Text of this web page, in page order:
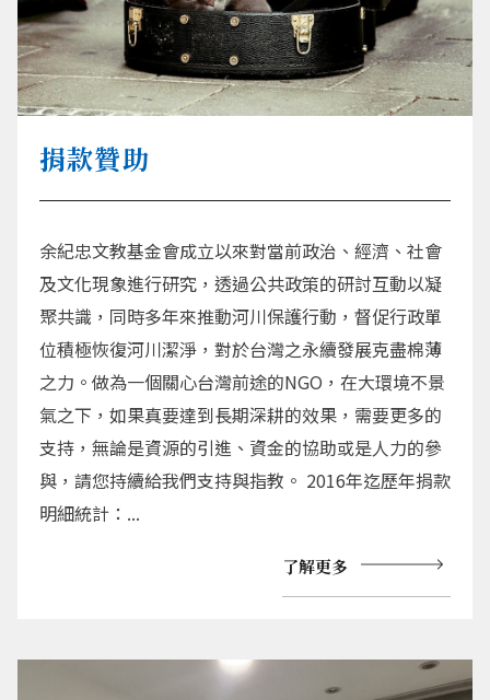
捐款贊助
余紀忠文教基金會成立以來對當前政治、經濟、社會
及文化現象進行研究，透過公共政策的研討互動以凝
聚共識，同時多年來推動河川保護行動，督促行政單
位積極恢復河川潔淨，對於台灣之永續發展克盡棉薄
之力。做為一個關心台灣前途的NGO，在大環境不景
氣之下，如果真要達到長期深耕的效果，需要更多的
支持，無論是資源的引進、資金的協助或是人力的參
與，請您持續給我們支持與指教。 2016年迄歷年捐款
明細統計：...
了解更多